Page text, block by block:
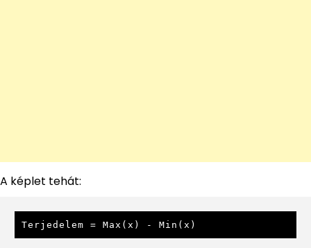
A képlet tehát:
Terjedelem = Max(x) - Min(x)